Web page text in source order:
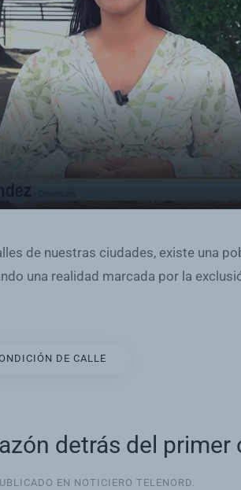
de nuestras ciudades, existe una
una realidad marcada por la
DE CALLE
detrás del
EN NOTICIERO TELENORD.